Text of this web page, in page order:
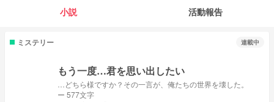
ファンネ#静寂に響く鼓動
ネーム ほのちゃんとペアネ中 8/7まで
小説 活動報告
ミステリー 連載中
もう一度…君を思い出したい
…どちら様ですか？その一言が、俺たちの世界を壊した。
ー 577文字